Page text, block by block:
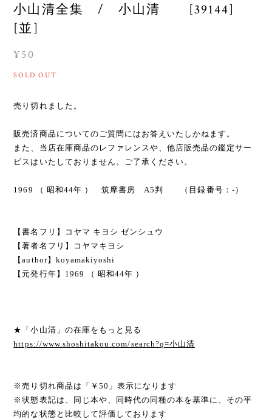
小山清全集 / 小山清 [39144]
[並]
¥50
SOLD OUT
売り切れました。
販売済商品についてのご質問にはお答えいたしかねます。
また、当店在庫商品のレファレンスや、他店販売品の鑑定サー
ビスはいたしておりません。ご了承ください。
1969 （ 昭和44年 ） 筑摩書房 A5判 （目録番号：-）
【書名フリ】コヤマ キヨシ ゼンシュウ
【著者名フリ】コヤマキヨシ
【author】koyamakiyoshi
【元発行年】1969 （ 昭和44年 ）
★「小山清」の在庫をもっと見る
https://www.shoshitakou.com/search?q=小山清
※売り切れ商品は「￥50」表示になります
※状態表記は、同じ本や、同時代の同種の本を基準に、その平
均的な状態と比較して評価しております